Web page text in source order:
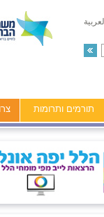
العربية
תורמים ותרומות